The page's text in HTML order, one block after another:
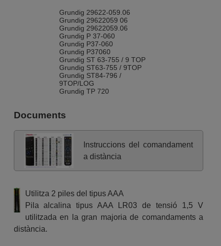
Grundig 29622-059.06
Grundig 29622059 06
Grundig 29622059.06
Grundig P 37-060
Grundig P37-060
Grundig P37060
Grundig ST 63-755 / 9 TOP
Grundig ST63-755 / 9TOP
Grundig ST84-796 /
9TOP/LOG
Grundig TP 720
Documents
Instruccions del comandament
a distància
Utilitza 2 piles del tipus AAA
Pila alcalina tipus AAA LR03 de tensió 1,5 V
utilitzada en la gran majoria de comandaments a
distància.